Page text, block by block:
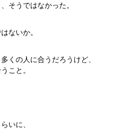
そうではなかった。
ないか。
くの人に合うだろうけど、
こと。
いに、